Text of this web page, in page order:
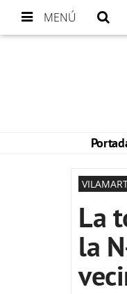
MENÚ
La
la